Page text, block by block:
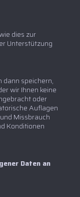
dies zur
Unterstützung
dann speichern,
wir Ihnen keine
oder
Auflagen
Missbrauch
Konditionen
Daten an